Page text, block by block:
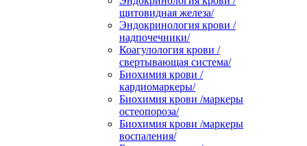
щитовидная железа/
Эндокринология крови /
надпочечники/
Коагулология крови /
свертывающая система/
Биохимия крови /
кардиомаркеры/
Биохимия крови /маркеры
остеопороза/
Биохимия крови /маркеры
воспаления/